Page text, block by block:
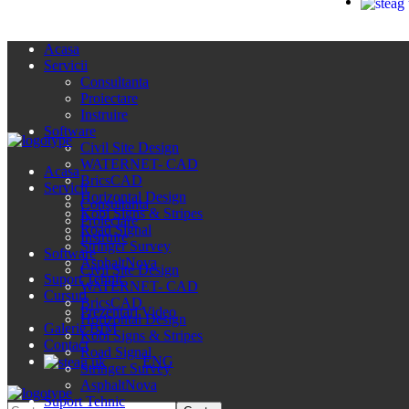
Acasa
Servicii
Consultanta
Proiectare
Instruire
Software
Civil Site Design
WATERNET- CAD
BricsCAD
Horizontal Design
Kobi Signs & Stripes
Road Signal
Stringer Survey
AsphaltNova
Suport Tehnic
Cursuri
Prezentari Video
Galerie BIM
Contact
ENG
Acasa
Servicii
Consultanta
Proiectare
Instruire
Software
Civil Site Design
WATERNET- CAD
BricsCAD
Horizontal Design
Kobi Signs & Stripes
Road Signal
Stringer Survey
AsphaltNova
Suport Tehnic